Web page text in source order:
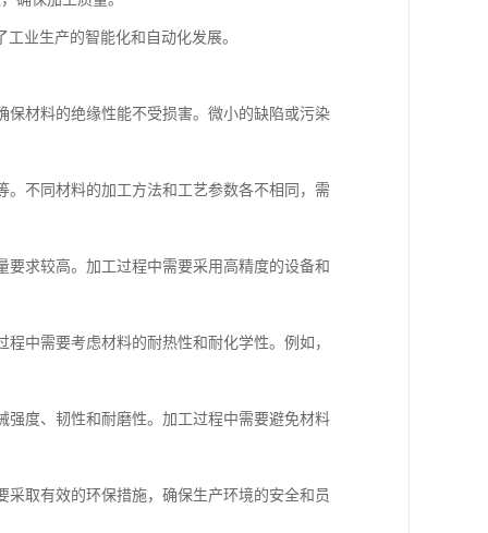
业生产的智能化和自动化发展。
材料的绝缘性能不受损害。微小的缺陷或污染
不同材料的加工方法和工艺参数各不相同，需
求较高。加工过程中需要采用高精度的设备和
中需要考虑材料的耐热性和耐化学性。例如，
度、韧性和耐磨性。加工过程中需要避免材料
取有效的环保措施，确保生产环境的安全和员